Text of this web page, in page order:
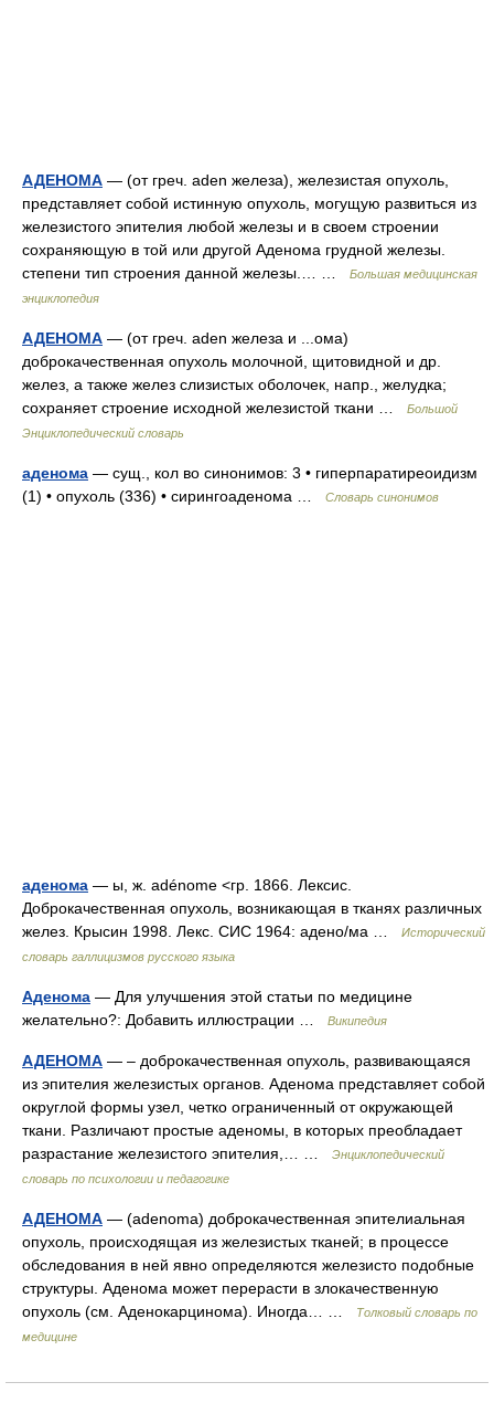
АДЕНОМА — (от греч. aden железа), железистая опухоль,
представляет собой истинную опухоль, могущую развиться из
железистого эпителия любой железы и в своем строении
сохраняющую в той или другой Аденома грудной железы.
степени тип строения данной железы.… …
Большая медицинская
энциклопедия
АДЕНОМА — (от греч. aden железа и ...ома)
доброкачественная опухоль молочной, щитовидной и др.
желез, а также желез слизистых оболочек, напр., желудка;
сохраняет строение исходной железистой ткани …
Большой
Энциклопедический словарь
аденома — сущ., кол во синонимов: 3 • гиперпаратиреоидизм
(1) • опухоль (336) • сирингоаденома …
Словарь синонимов
аденома — ы, ж. adénome <гр. 1866. Лексис.
Доброкачественная опухоль, возникающая в тканях различных
желез. Крысин 1998. Лекс. СИС 1964: адено/ма …
Исторический
словарь галлицизмов русского языка
Аденома — Для улучшения этой статьи по медицине
желательно?: Добавить иллюстрации …
Википедия
АДЕНОМА — – доброкачественная опухоль, развивающаяся
из эпителия железистых органов. Аденома представляет собой
округлой формы узел, четко ограниченный от окружающей
ткани. Различают простые аденомы, в которых преобладает
разрастание железистого эпителия,… …
Энциклопедический
словарь по психологии и педагогике
АДЕНОМА — (adenoma) доброкачественная эпителиальная
опухоль, происходящая из железистых тканей; в процессе
обследования в ней явно определяются железисто подобные
структуры. Аденома может перерасти в злокачественную
опухоль (см. Аденокарцинома). Иногда… …
Толковый словарь по
медицине